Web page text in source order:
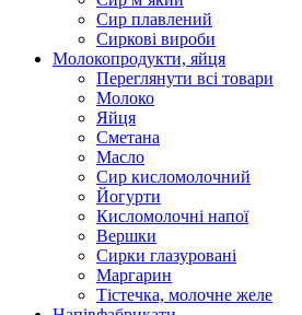
Сир плавлений
Сиркові вироби
Молокопродукти, яйця
Переглянути всі товари
Молоко
Яйця
Сметана
Масло
Сир кисломолочний
Йогурти
Кисломолочні напої
Вершки
Сирки глазуровані
Маргарин
Тістечка, молочне желе